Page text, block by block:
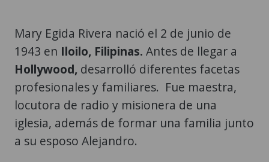
Mary Egida Rivera nació el 2 de junio de
1943 en Iloilo, Filipinas. Antes de llegar a
Hollywood, desarrolló diferentes facetas
profesionales y familiares. Fue maestra,
locutora de radio y misionera de una
iglesia, además de formar una familia junto
a su esposo Alejandro.